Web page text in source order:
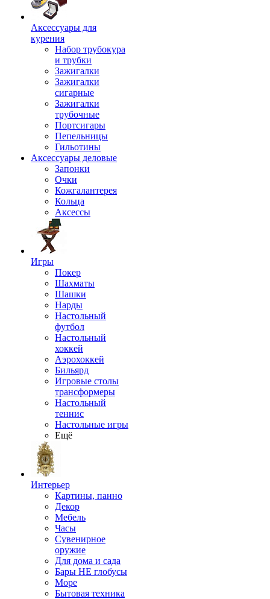
Аксессуары для
курения
Набор трубокура
и трубки
Зажигалки
Зажигалки
сигарные
Зажигалки
трубочные
Портсигары
Пепельницы
Гильотины
Аксессуары деловые
Запонки
Очки
Кожгалантерея
Кольца
Аксессы
Игры
Покер
Шахматы
Шашки
Нарды
Настольный
футбол
Настольный
хоккей
Аэрохоккей
Бильярд
Игровые столы
трансформеры
Настольный
теннис
Настольные игры
Ещё
Интерьер
Картины, панно
Декор
Мебель
Часы
Сувенирное
оружие
Для дома и сада
Бары НЕ глобусы
Море
Бытовая техника